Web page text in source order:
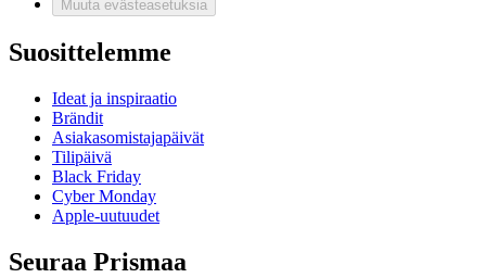
Muuta evästeasetuksia
Suosittelemme
Ideat ja inspiraatio
Brändit
Asiakasomistajapäivät
Tilipäivä
Black Friday
Cyber Monday
Apple-uutuudet
Seuraa Prismaa